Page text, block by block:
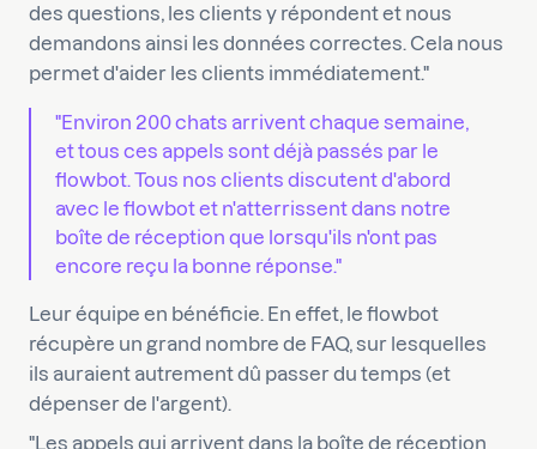
des questions, les clients y répondent et nous
demandons ainsi les données correctes. Cela nous
permet d'aider les clients immédiatement."
"Environ 200 chats arrivent chaque semaine,
et tous ces appels sont déjà passés par le
flowbot. Tous nos clients discutent d'abord
avec le flowbot et n'atterrissent dans notre
boîte de réception que lorsqu'ils n'ont pas
encore reçu la bonne réponse."
Leur équipe en bénéficie. En effet, le flowbot
récupère un grand nombre de FAQ, sur lesquelles
ils auraient autrement dû passer du temps (et
dépenser de l'argent).
"Les appels qui arrivent dans la boîte de réception